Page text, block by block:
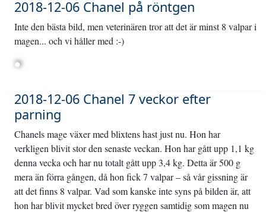
2018-12-06 Chanel på röntgen
Inte den bästa bild, men veterinären tror att det är minst 8 valpar i
magen... och vi håller med :-)
2018-12-06 Chanel 7 veckor efter
parning
Chanels mage växer med blixtens hast just nu. Hon har
verkligen blivit stor den senaste veckan. Hon har gått upp 1,1 kg
denna vecka och har nu totalt gått upp 3,4 kg. Detta är 500 g
mera än förra gången, då hon fick 7 valpar – så vår gissning är
att det finns 8 valpar. Vad som kanske inte syns på bilden är, att
hon har blivit mycket bred över ryggen samtidig som magen nu